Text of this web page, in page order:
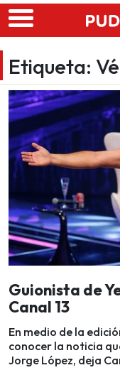
Skip to main content
Etiqueta:
Guionista de
Canal 13
En medio de la
conocer la noticia
Jorge López, deja